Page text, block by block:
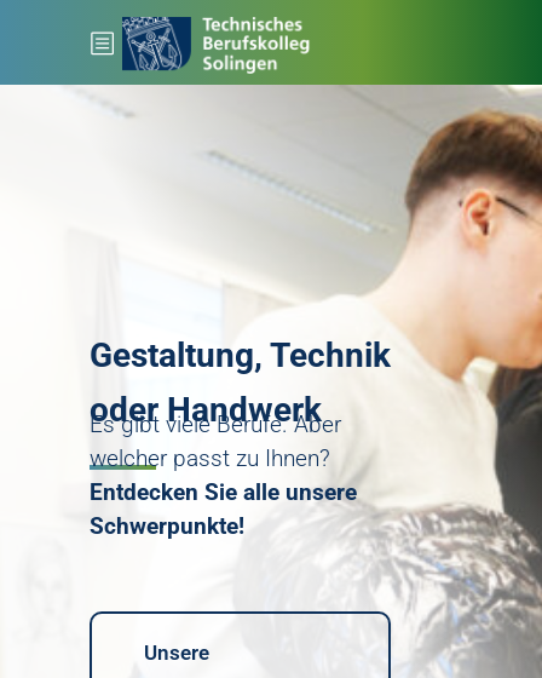
Gestaltung, Technik
oder Handwerk
Es gibt viele Berufe. Aber
welcher passt zu Ihnen?
Entdecken Sie alle unsere
Schwerpunkte!
Unsere